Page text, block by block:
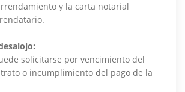
y la carta notarial
solicitarse por vencimiento del
o incumplimiento del pago de la